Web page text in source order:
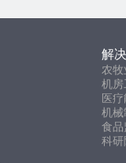
解
农牧
机房
医
机械
食品
科研